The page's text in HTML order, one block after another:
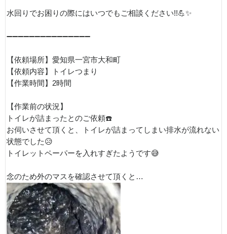
水回りでお困りの際にはいつでもご相談ください!!💪✨
➖➖➖➖➖➖➖➖➖➖➖➖➖➖➖
【依頼場所】愛知県一宮市大和町
【依頼内容】トイレつまり
【作業時間】2時間
【作業前の状況】
トイレが詰まったとのご依頼☎️
お伺いさせて頂くと、トイレが詰まってしまい排水が流れない
状態でした😥
トイレットペーパーを入れすぎたようです😅
念のため外のマスを確認させて頂くと…